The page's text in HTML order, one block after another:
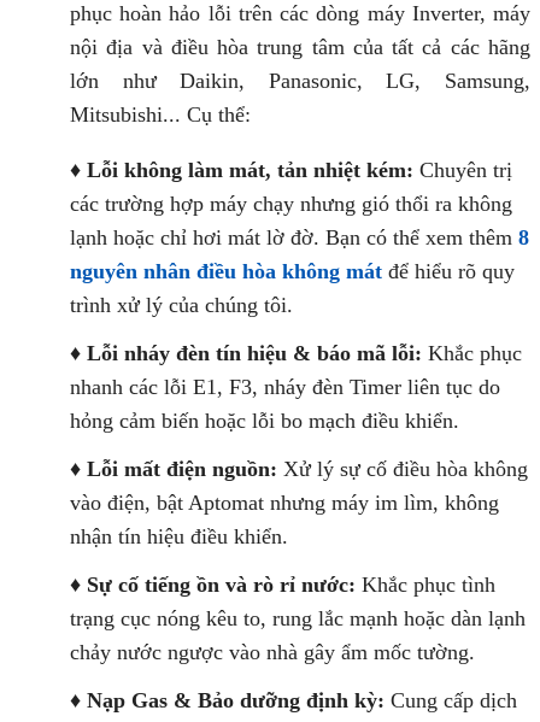
phục hoàn hảo lỗi trên các dòng máy Inverter, máy
nội địa và điều hòa trung tâm của tất cả các hãng
lớn như Daikin, Panasonic, LG, Samsung,
Mitsubishi... Cụ thể:
♦ Lỗi không làm mát, tản nhiệt kém: Chuyên trị
các trường hợp máy chạy nhưng gió thổi ra không
lạnh hoặc chỉ hơi mát lờ đờ. Bạn có thể xem thêm 8
nguyên nhân điều hòa không mát để hiểu rõ quy
trình xử lý của chúng tôi.
♦ Lỗi nháy đèn tín hiệu & báo mã lỗi: Khắc phục
nhanh các lỗi E1, F3, nháy đèn Timer liên tục do
hỏng cảm biến hoặc lỗi bo mạch điều khiển.
♦ Lỗi mất điện nguồn: Xử lý sự cố điều hòa không
vào điện, bật Aptomat nhưng máy im lìm, không
nhận tín hiệu điều khiển.
♦ Sự cố tiếng ồn và rò rỉ nước: Khắc phục tình
trạng cục nóng kêu to, rung lắc mạnh hoặc dàn lạnh
chảy nước ngược vào nhà gây ẩm mốc tường.
♦ Nạp Gas & Bảo dưỡng định kỳ: Cung cấp dịch